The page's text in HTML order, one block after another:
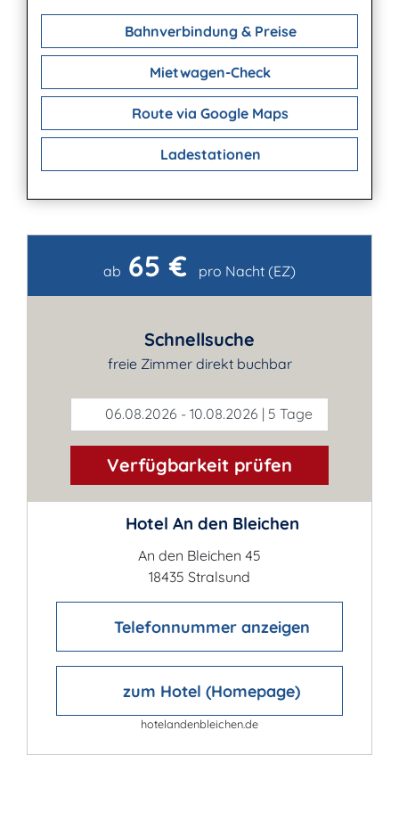
Bahnverbindung & Preise
Mietwagen-Check
Route via Google Maps
Ladestationen
Kontakt
ab 65 € pro Nacht (EZ)
Schnellsuche
freie Zimmer direkt buchbar
06.08.2026 - 10.08.2026 | 5 Tage
Verfügbarkeit prüfen
Hotel An den Bleichen
An den Bleichen 45
18435 Stralsund
Telefonnummer anzeigen
zum Hotel (Homepage)
hotelandenbleichen.de